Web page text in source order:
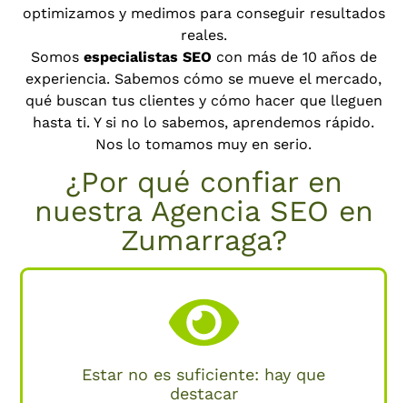
optimizamos y medimos para conseguir resultados
reales.
Somos especialistas SEO con más de 10 años de
experiencia. Sabemos cómo se mueve el mercado,
qué buscan tus clientes y cómo hacer que lleguen
hasta ti. Y si no lo sabemos, aprendemos rápido.
Nos lo tomamos muy en serio.
¿Por qué confiar en
nuestra Agencia SEO en
Zumarraga?
Estar no es suficiente: hay que
destacar